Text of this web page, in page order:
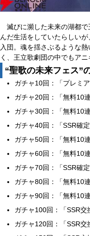
滅びに瀕した未来の湖都で
んだ生活をしていたらしい
入団。魂を揺さぶるような
く、王立歌劇団の中でもア
“聖歌の未来フェス”
ガチャ10回：「プレミ
ガチャ20回：「無料10
ガチャ30回：「無料10
ガチャ40回：「SSR確
ガチャ50回：「無料10
ガチャ60回：「無料10
ガチャ70回：「SSR確
ガチャ80回：「無料10
ガチャ90回：「無料10
ガチャ100回：「SSR交
ガチャ120回：「SSR交